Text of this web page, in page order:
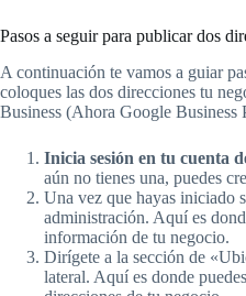
Pasos a seguir para publicar dos
A continuación te vamos a guiar
coloques las dos direcciones tu
Business (Ahora Google Business
Inicia sesión en tu cuenta
aún no tienes una, puedes
Una vez que hayas iniciado
administración. Aquí es
información de tu negocio.
Dirígete a la sección de
lateral. Aquí es donde